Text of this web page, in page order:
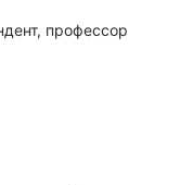
профессор